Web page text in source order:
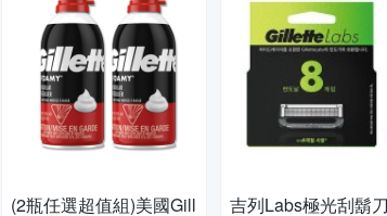
(2瓶任選超值組)美國Gill
吉列Labs極光刮鬍